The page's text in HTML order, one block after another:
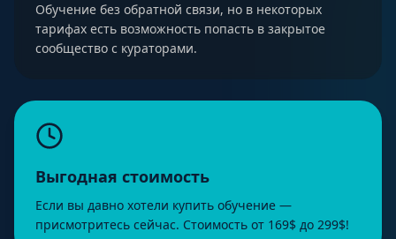
Обучение без обратной связи, но в некоторых
тарифах есть возможность попасть в закрытое
сообщество с кураторами.
Выгодная стоимость
Если вы давно хотели купить обучение —
присмотритесь сейчас. Стоимость от 169$ до 299$!